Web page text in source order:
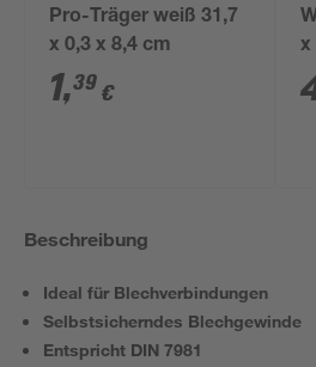
Pro-Träger weiß 31,7
x 0,3 x 8,4 cm
1,39 €
x
Beschreibung
Ideal für Blechverbindungen
Selbstsicherndes Blechgewinde
Entspricht DIN 7981